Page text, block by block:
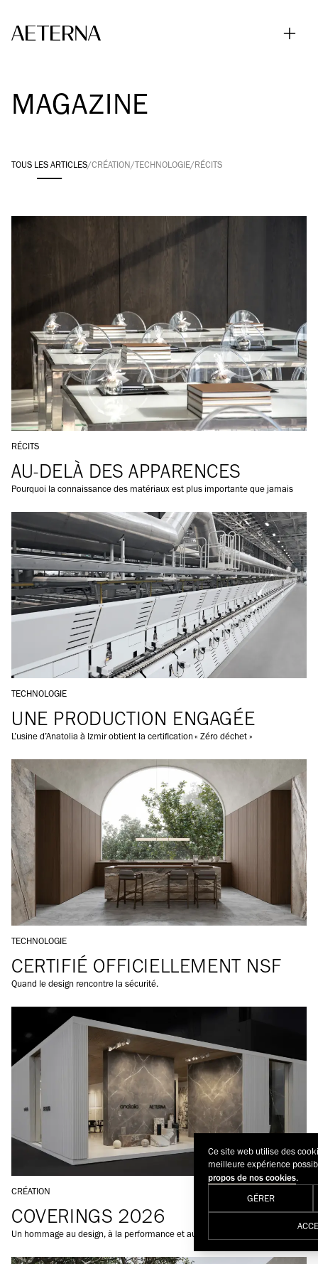
MAGAZINE
TOUS LES ÉLÉMENTS
TOUS LES ARTICLES CRÉATION TECHNOLOGIE RÉCITS
AU-DELÀ DES APPARENCES
DANS LA CATÉGORIE:
RÉCITS
Pourquoi la connaissance des matériaux est plus importante que jamais
UNE PRODUCTION ENGAGÉE
DANS LA CATÉGORIE:
TECHNOLOGIE
L’usine d’Anatolia à Izmir obtient la certification « Zéro déchet »
CERTIFIÉ OFFICIELLEMENT NSF
DANS LA CATÉGORIE:
TECHNOLOGIE
Quand le design rencontre la sécurité.
COVERINGS 2026
DANS LA CATÉGORIE:
CRÉATION
Un hommage au design, à la performance et au savoir-faire.
Ce site web utilise des
meilleure expérience
propos de nos cookies.
GÉRER